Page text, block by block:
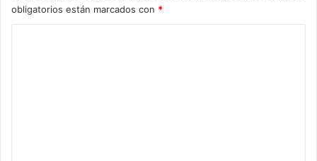
obligatorios están marcados con *